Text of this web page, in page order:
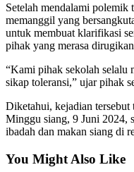
Setelah mendalami polemik
memanggil yang
untuk membuat klarifikasi
pihak yang merasa
“Kami pihak sekolah selalu
sikap toleransi,” ujar pihak
Diketahui, kejadian tersebut
Minggu siang, 9 Juni 2024,
ibadah dan makan siang di
You Might Also Like